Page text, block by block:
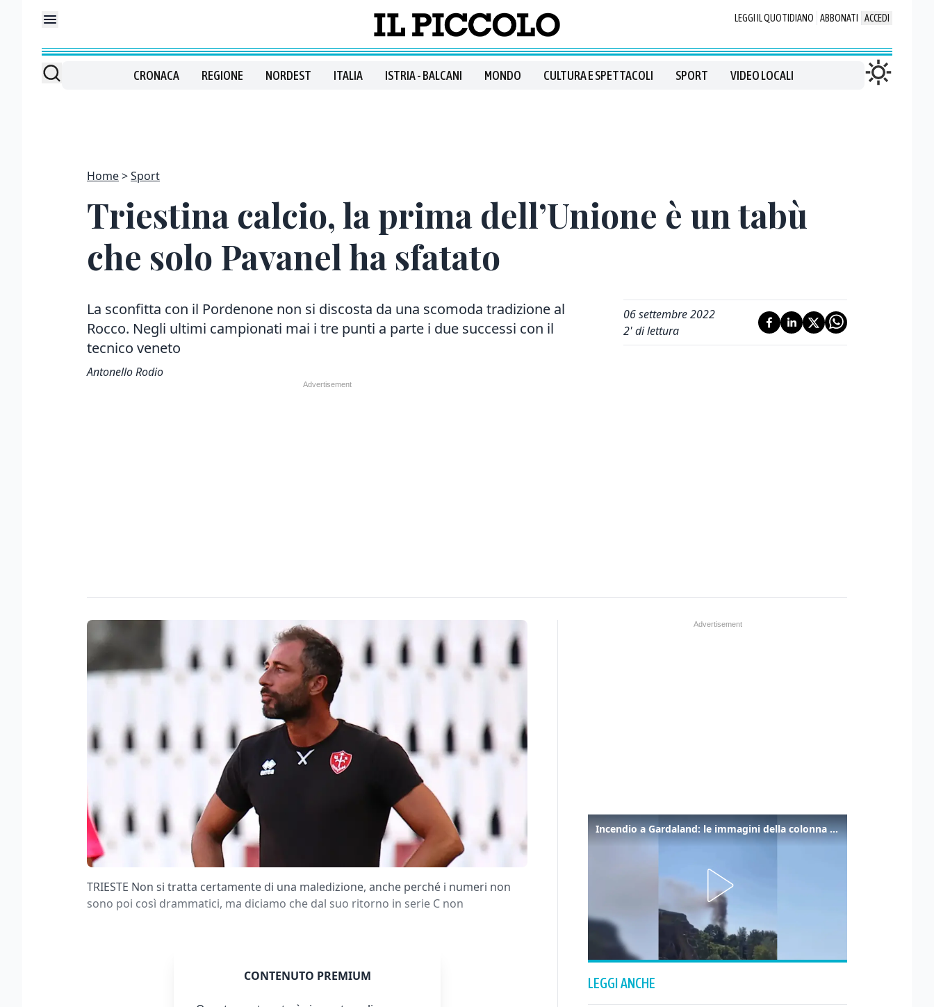
LEGGI IL QUOTIDIANO ABBONATI ACCEDI
CRONACA REGIONE NORDEST ITALIA ISTRIA - BALCANI MONDO CULTURA E SPETTACOLI SPORT VIDEO LOCALI
Home Sport
Triestina calcio, la prima dell’Unione è un tabù
che solo Pavanel ha sfatato
La sconfitta con il Pordenone non si discosta da una scomoda tradizione al
Rocco. Negli ultimi campionati mai i tre punti a parte i due successi con il
tecnico veneto
Antonello Rodio
06 settembre 2022
2' di lettura
TRIESTE Non si tratta certamente di una maledizione, anche perché i numeri non
sono poi così drammatici, ma diciamo che dal suo ritorno in serie C non
CONTENUTO PREMIUM
Incendio a Gardaland: le immagini della colonna di fumo
LEGGI ANCHE